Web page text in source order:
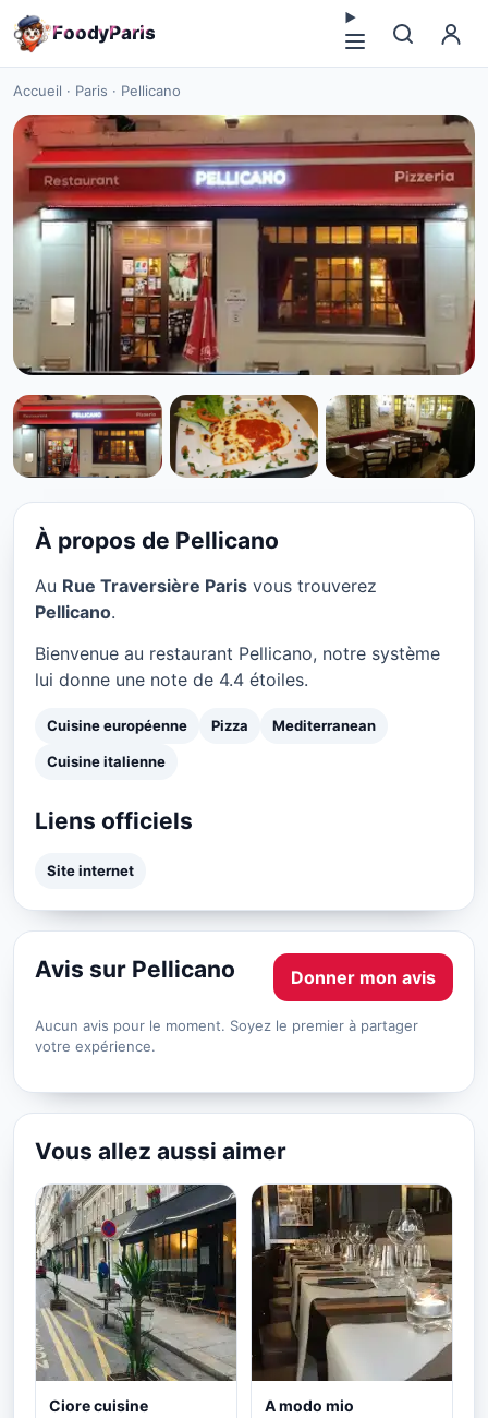
FoodyParis
Accueil · Paris · Pellicano
CUISINE EUROPÉENNE
Pellicano à Paris
★ 4.4/5
À propos de Pellicano
Au Rue Traversière Paris vous trouverez
Pellicano.
Bienvenue au restaurant Pellicano, notre système
lui donne une note de 4.4 étoiles.
Cuisine européenne Pizza Mediterranean
Cuisine italienne
Liens officiels
Site internet
Avis sur Pellicano Donner mon avis
Aucun avis pour le moment. Soyez le premier à partager
votre expérience.
Vous allez aussi aimer
Ciore cuisine
A modo mio